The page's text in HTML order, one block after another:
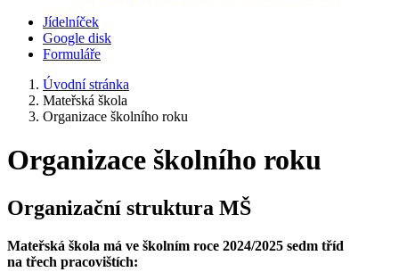
Jídelníček
Google disk
Formuláře
Úvodní stránka
Mateřská škola
Organizace školního roku
Organizace školního roku
Organizační struktura MŠ
Mateřská škola má ve školním roce 2024/2025 sedm tříd
na třech pracovištích: